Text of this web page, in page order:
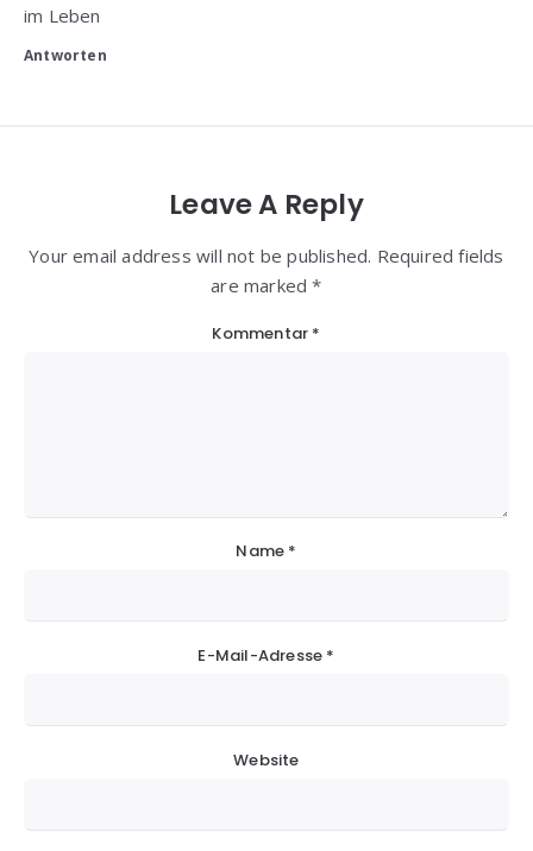
im Leben
Antworten
Leave A Reply
Your email address will not be published. Required fields
are marked *
Kommentar *
Name *
E-Mail-Adresse *
Website